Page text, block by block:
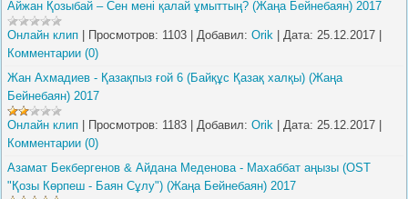
Айжан Қозыбай – Сен менi қалай ұмыттың? (Жаңа Бейнебаян) 2017
Онлайн клип Просмотров: 1103 Добавил: Orik Дата: 25.12.2017
Комментарии (0)
Жан Ахмадиев - Қазақпыз ғой 6 (Байқұс Қазақ халқы) (Жаңа
Бейнебаян) 2017
Онлайн клип Просмотров: 1183 Добавил: Orik Дата: 25.12.2017
Комментарии (0)
Азамат Бекбергенов & Айдана Меденова - Махаббат аңызы (OST
"Қозы Көрпеш - Баян Сұлу") (Жаңа Бейнебаян) 2017